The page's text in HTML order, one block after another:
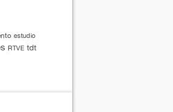
estudio
RTVE tdt